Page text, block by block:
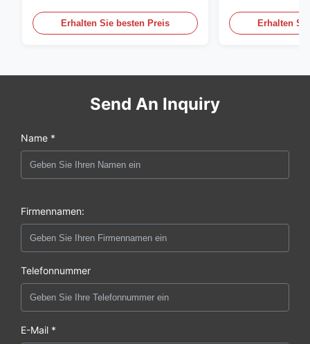
Erhalten Sie besten Preis Erhalten
Send An Inquiry
Name *
Firmennamen:
Telefonnummer
E-Mail *